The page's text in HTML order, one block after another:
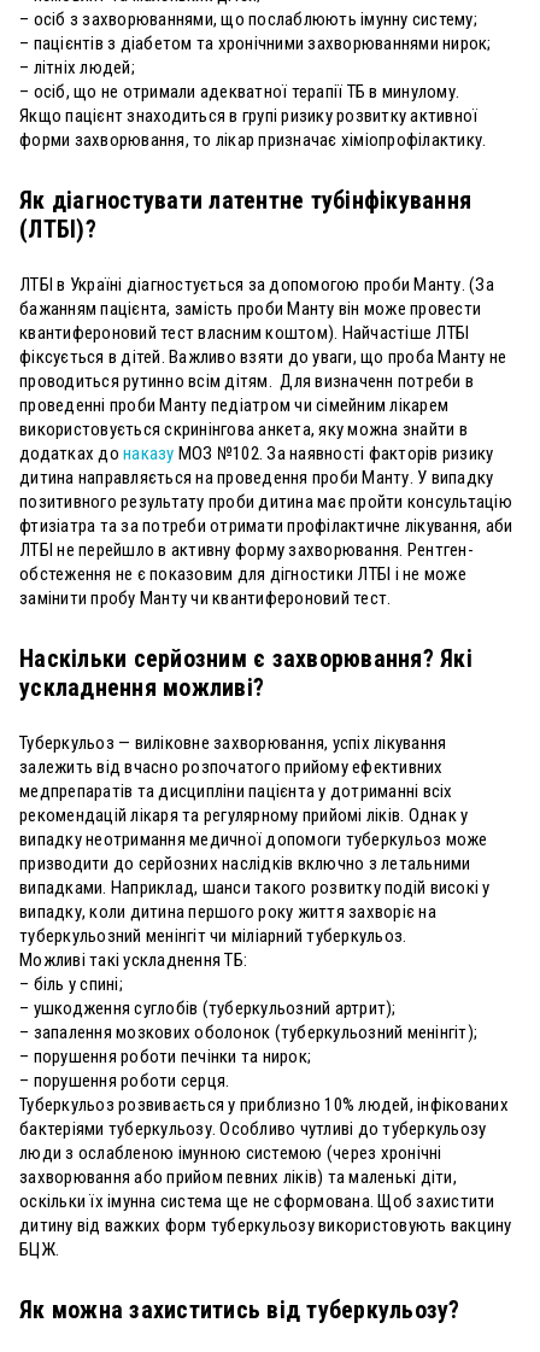
– осіб з захворюваннями, що послаблюють імунну систему;
– пацієнтів з діабетом та хронічними захворюваннями нирок;
– літніх людей;
– осіб, що не отримали адекватної терапії ТБ в минулому.
Якщо пацієнт знаходиться в групі ризику розвитку активної
форми захворювання, то лікар призначає хіміопрофілактику.
Як діагностувати латентне тубінфікування
(ЛТБІ)?
ЛТБІ в Україні діагностується за допомогою проби Манту. (За
бажанням пацієнта, замість проби Манту він може провести
квантифероновий тест власним коштом). Найчастіше ЛТБІ
фіксується в дітей. Важливо взяти до уваги, що проба Манту не
проводиться рутинно всім дітям. Для визначенн потреби в
проведенні проби Манту педіатром чи сімейним лікарем
використовується скринінгова анкета, яку можна знайти в
додатках до наказу МОЗ №102. За наявності факторів ризику
дитина направляється на проведення проби Манту. У випадку
позитивного результату проби дитина має пройти консультацію
фтизіатра та за потреби отримати профілактичне лікування, аби
ЛТБІ не перейшло в активну форму захворювання. Рентген-
обстеження не є показовим для дігностики ЛТБІ і не може
замінити пробу Манту чи квантифероновий тест.
Наскільки серйозним є захворювання? Які
ускладнення можливі?
Туберкульоз — виліковне захворювання, успіх лікування
залежить від вчасно розпочатого прийому ефективних
медпрепаратів та дисципліни пацієнта у дотриманні всіх
рекомендацій лікаря та регулярному прийомі ліків. Однак у
випадку неотримання медичної допомоги туберкульоз може
призводити до серйозних наслідків включно з летальними
випадками. Наприклад, шанси такого розвитку подій високі у
випадку, коли дитина першого року життя захворіє на
туберкульозний менінгіт чи міліарний туберкульоз.
Можливі такі ускладнення ТБ:
– біль у спині;
– ушкодження суглобів (туберкульозний артрит);
– запалення мозкових оболонок (туберкульозний менінгіт);
– порушення роботи печінки та нирок;
– порушення роботи серця.
Туберкульоз розвивається у приблизно 10% людей, інфікованих
бактеріями туберкульозу. Особливо чутливі до туберкульозу
люди з ослабленою імунною системою (через хронічні
захворювання або прийом певних ліків) та маленькі діти,
оскільки їх імунна система ще не сформована. Щоб захистити
дитину від важких форм туберкульозу використовують вакцину
БЦЖ.
Як можна захиститись від туберкульозу?